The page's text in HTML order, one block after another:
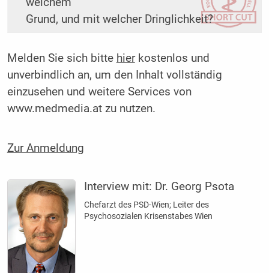
Grund, und mit welcher Dringlichkeit?
Melden Sie sich bitte hierkostenlos und
unverbindlich an, um den Inhalt vollständig
einzusehen und weitere Services von
www.medmedia.at zu nutzen.
Zur Anmeldung
Interview mit: Dr. Georg Psota
Chefarzt des PSD-Wien; Leiter des
Psychosozialen Krisenstabes Wien